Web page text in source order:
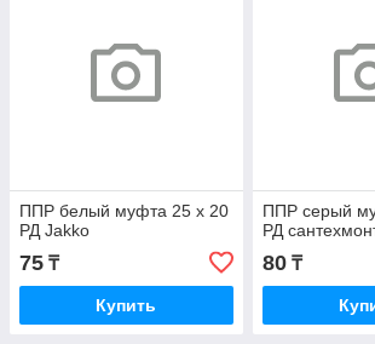
ППР белый муфта 25 х 20
РД Jakko
75 ₸
Купить
ППР серый
РД
80₸